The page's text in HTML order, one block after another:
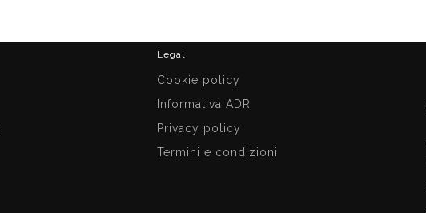
Legal
Cookie policy
Informativa ADR
Privacy policy
Termini e condizioni